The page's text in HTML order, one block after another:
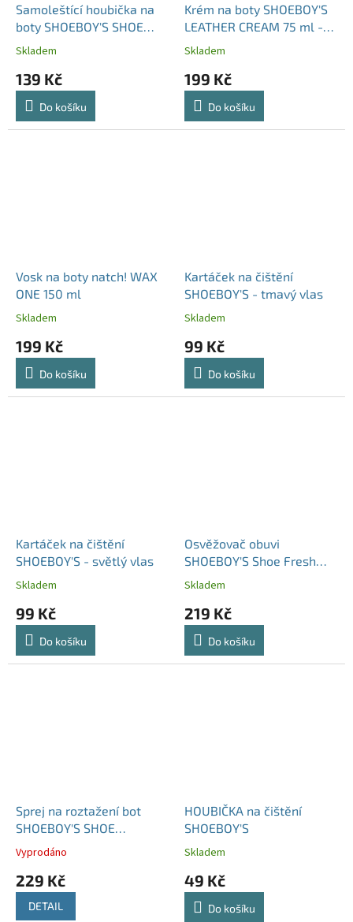
Samoleštící houbička na
boty SHOEBOY'S SHOE
SHINE
Skladem
139 Kč
Do košíku
Krém na boty SHOEBOY'S
LEATHER CREAM 75 ml -
tmavá modrá
Skladem
199 Kč
Do košíku
Vosk na boty natch! WAX
ONE 150 ml
Skladem
199 Kč
Do košíku
Kartáček na čištění
SHOEBOY'S - tmavý vlas
Skladem
99 Kč
Do košíku
Kartáček na čištění
SHOEBOY'S - světlý vlas
Skladem
99 Kč
Do košíku
Osvěžovač obuvi
SHOEBOY'S Shoe Fresh
Deo 100 ml
Skladem
219 Kč
Do košíku
Sprej na roztažení bot
SHOEBOY'S SHOE
STRETCH 125 ml
Vyprodáno
229 Kč
DETAIL
HOUBIČKA na čištění
SHOEBOY'S
Skladem
49 Kč
Do košíku